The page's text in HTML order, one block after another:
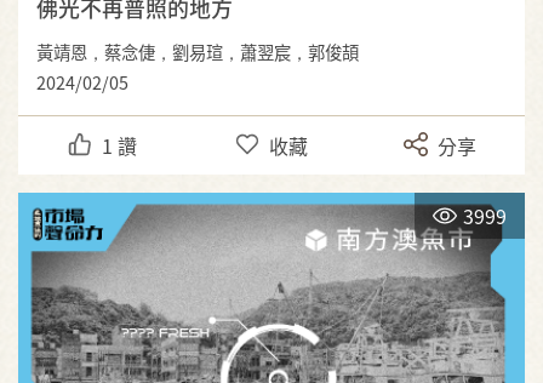
佛光不再普照的地方
黃靖恩，蔡念倢，劉易瑄，蕭翌宸，郭俊頡
2024/02/05
1 讚 收藏 分享
3999